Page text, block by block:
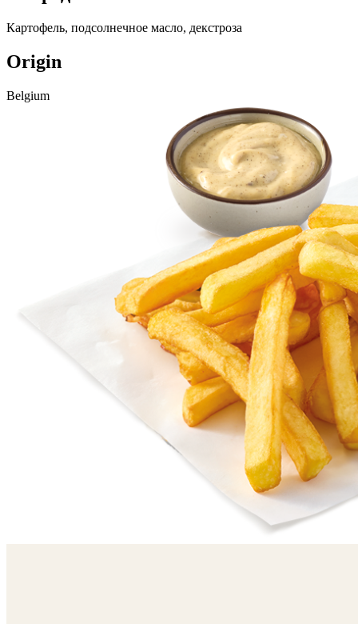
Картофель, подсолнечное масло, декстроза
Origin
Belgium